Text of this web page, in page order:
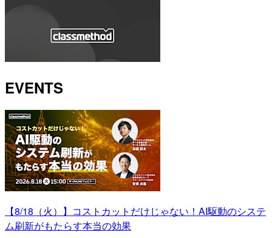
EVENTS
【8/18（火）】コストカットだけじゃない！AI駆動のシステ
ム刷新がもたらす本当の効果